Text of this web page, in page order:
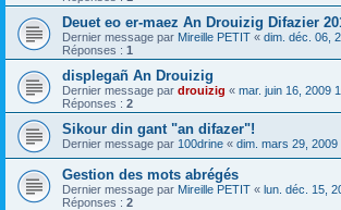
Deuet eo er-maez An Drouizig Difazier
Dernier message par Mireille PETIT « dim. déc. 06,
Réponses : 1
displegañ An Drouizig
Dernier message par drouizig « mar. juin 16, 2009
Réponses : 2
Sikour din gant "an difazer"!
Dernier message par 100drine « dim. mars 29, 2009
Gestion des mots abrégés
Dernier message par Mireille PETIT « lun. déc. 15,
Réponses : 2